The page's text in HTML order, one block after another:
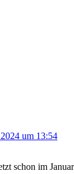
um 13:54
schon im